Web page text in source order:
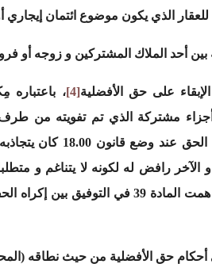
الذي يكون موضوع ائتمان إيجاري
أحد الملاك المشتركين و زوجه أو
على حق الأفضلية[4]
، باعتباره
مشتركة الذي تم تفويته من طرف
الظاهرة. فالذي لا
الآخر رافض له لكونه لا يتناغم و
. مما يجعلنا نتساءل عن مدى نجاح التعديلات
حق الأفضلية من حيث نطاقه